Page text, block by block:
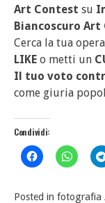
Art Contest su
Biancoscuro Art
Cerca la tua
LIKE o metti un
Il tuo voto
come giuria
Condividi:
Posted in fotografia